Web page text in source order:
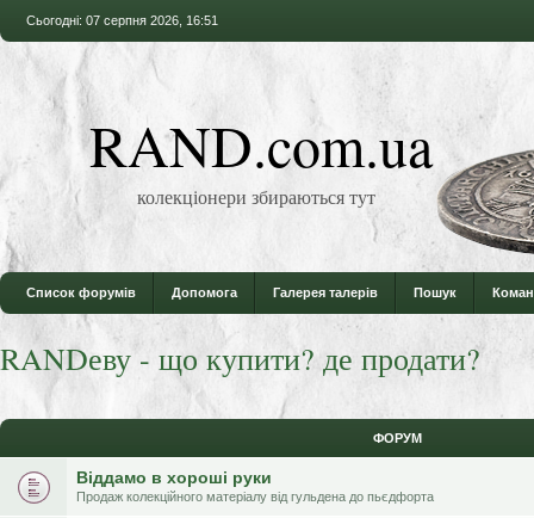
Сьогодні: 07 серпня 2026, 16:51
RAND.com.ua
колекціонери збираються тут
Список форумів Допомога Галерея талерів Пошук
RANDеву - що купити? де продати?
ФОРУМ
Віддамо в хороші руки
Продаж колекційного матеріалу від гульдена до пьєдфорта